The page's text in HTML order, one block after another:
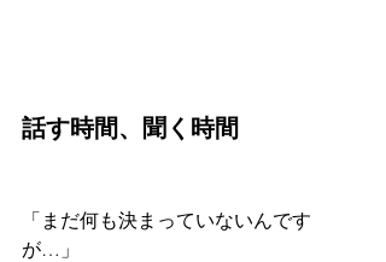
話す時間、聞く時間
「まだ何も決まっていないんです
が…」